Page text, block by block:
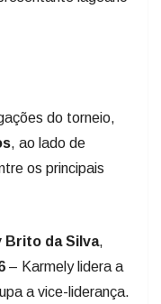
, ao lado de
os principais
– Karmely lidera a
a vice-liderança.
, líder daSub-12